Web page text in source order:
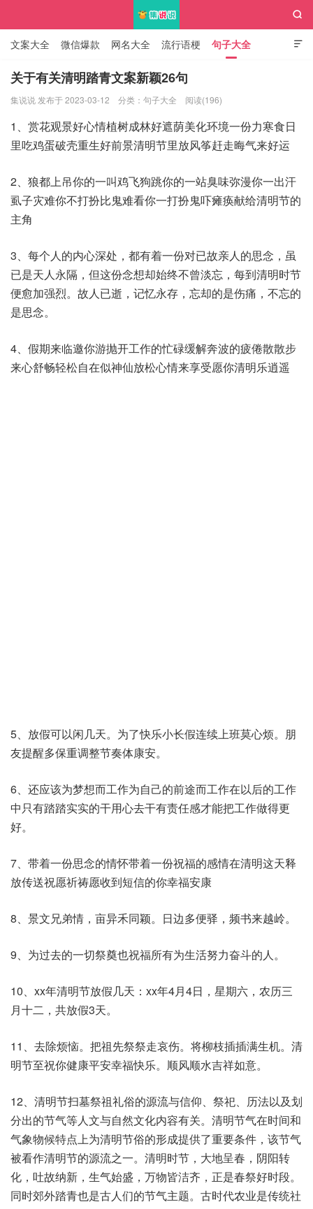

文案大全 微信爆款 网名大全 流行语梗 句子大全
知识大全

关于有关清明踏青文案新颖26句
集说说 发布于 2023-03-12 分类： 句子大全 阅读(196)
1、赏花观景好心情植树成林好遮荫美化环境一份力寒食日
里吃鸡蛋破壳重生好前景清明节里放风筝赶走晦气来好运
2、狼都上吊你的一叫鸡飞狗跳你的一站臭味弥漫你一出汗
虱子灾难你不打扮比鬼难看你一打扮鬼吓瘫痪献给清明节的
主角
3、每个人的内心深处，都有着一份对已故亲人的思念，虽
已是天人永隔，但这份念想却始终不曾淡忘，每到清明时节
便愈加强烈。故人已逝，记忆永存，忘却的是伤痛，不忘的
是思念。
4、假期来临邀你游抛开工作的忙碌缓解奔波的疲倦散散步
来心舒畅轻松自在似神仙放松心情来享受愿你清明乐逍遥
5、放假可以闲几天。为了快乐小长假连续上班莫心烦。朋
友提醒多保重调整节奏体康安。
6、还应该为梦想而工作为自己的前途而工作在以后的工作
中只有踏踏实实的干用心去干有责任感才能把工作做得更
好。
7、带着一份思念的情怀带着一份祝福的感情在清明这天释
放传送祝愿祈祷愿收到短信的你幸福安康
8、景文兄弟情，亩异禾同颖。日边多便驿，频书来越岭。
9、为过去的一切祭奠也祝福所有为生活努力奋斗的人。
10、xx年清明节放假几天：xx年4月4日，星期六，农历三
月十二，共放假3天。
11、去除烦恼。把祖先祭祭走哀伤。将柳枝插插满生机。清
明节至祝你健康平安幸福快乐。顺风顺水吉祥如意。
12、清明节扫墓祭祖礼俗的源流与信仰、祭祀、历法以及划
分出的节气等人文与自然文化内容有关。清明节气在时间和
气象物候特点上为清明节俗的形成提供了重要条件，该节气
被看作清明节的源流之一。清明时节，大地呈春，阴阳转
化，吐故纳新，生气始盛，万物皆洁齐，正是春祭好时段。
同时郊外踏青也是古人们的节气主题。古时代农业是传统社